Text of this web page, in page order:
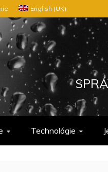
English (UK)
Technológie